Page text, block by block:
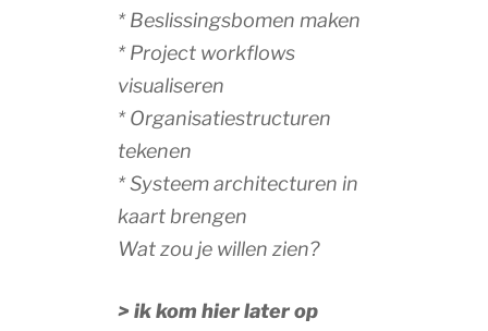
* Beslissingsbomen maken
* Project workflows
visualiseren
*Organisatiestructuren
tekenen
* Systeem architecturen in
kaart brengen
Wat zou je willen zien?
> ik kom hier later op